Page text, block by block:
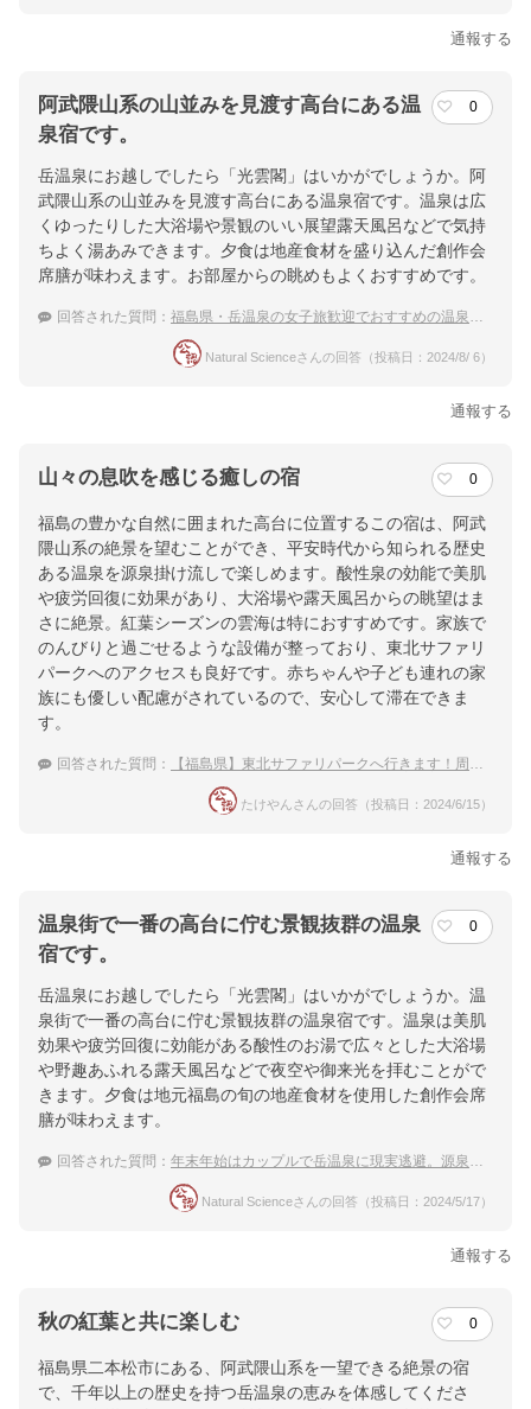
通報する
阿武隈山系の山並みを見渡す高台にある温
泉宿です。
0
岳温泉にお越しでしたら「光雲閣」はいかがでしょうか。阿
武隈山系の山並みを見渡す高台にある温泉宿です。温泉は広
くゆったりした大浴場や景観のいい展望露天風呂などで気持
ちよく湯あみできます。夕食は地産食材を盛り込んだ創作会
席膳が味わえます。お部屋からの眺めもよくおすすめです。
回答された質問： 福島県・岳温泉の女子旅歓迎でおすすめの温泉宿を教えてください
Natural Scienceさんの回答（投稿日：2024/8/ 6）
通報する
山々の息吹を感じる癒しの宿 0
福島の豊かな自然に囲まれた高台に位置するこの宿は、阿武
隈山系の絶景を望むことができ、平安時代から知られる歴史
ある温泉を源泉掛け流しで楽しめます。酸性泉の効能で美肌
や疲労回復に効果があり、大浴場や露天風呂からの眺望はま
さに絶景。紅葉シーズンの雲海は特におすすめです。家族で
のんびりと過ごせるような設備が整っており、東北サファリ
パークへのアクセスも良好です。赤ちゃんや子ども連れの家
族にも優しい配慮がされているので、安心して滞在できま
す。
回答された質問： 【福島県】東北サファリパークへ行きます！周辺で泊まれる温泉宿のおすすめを教えて下さい。
たけやんさんの回答（投稿日：2024/6/15）
通報する
温泉街で一番の高台に佇む景観抜群の温泉
宿です。
0
岳温泉にお越しでしたら「光雲閣」はいかがでしょうか。温
泉街で一番の高台に佇む景観抜群の温泉宿です。温泉は美肌
効果や疲労回復に効能がある酸性のお湯で広々とした大浴場
や野趣あふれる露天風呂などで夜空や御来光を拝むことがで
きます。夕食は地元福島の旬の地産食材を使用した創作会席
膳が味わえます。
回答された質問： 年末年始はカップルで岳温泉に現実逃避。源泉かけ流しのおすすめの宿は？
Natural Scienceさんの回答（投稿日：2024/5/17）
通報する
秋の紅葉と共に楽しむ 0
福島県二本松市にある、阿武隈山系を一望できる絶景の宿
で、千年以上の歴史を持つ岳温泉の恵みを体感してくださ